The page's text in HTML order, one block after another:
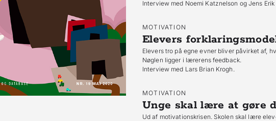
Interview med Noemi Katznelson og Jens
MOTIVATION
Elevers
Elevers tro på egne evner bliver påvirket af,
Nøglen ligger i lærerens feedback.
Interview med Lars Brian Krogh.
MOTIVATION
Unge skal lære at gøre
Ud af motivationskrisen. Skolen skal lære